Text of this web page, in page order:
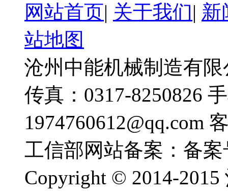
网站首页| 关于我们| 新
站地图
沧州中能机械制造有限
传真：0317-8250826
1974760612@qq.com
工信部网站备案：备案
Copyright © 2014-